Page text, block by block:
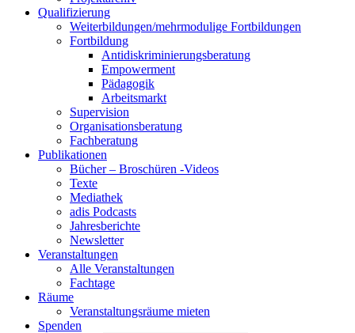
Qualifizierung
Weiterbildungen/mehrmodulige Fortbildungen
Fortbildung
Antidiskriminierungsberatung
Empowerment
Pädagogik
Arbeitsmarkt
Supervision
Organisationsberatung
Fachberatung
Publikationen
Bücher – Broschüren -Videos
Texte
Mediathek
adis Podcasts
Jahresberichte
Newsletter
Veranstaltungen
Alle Veranstaltungen
Fachtage
Räume
Veranstaltungsräume mieten
Spenden